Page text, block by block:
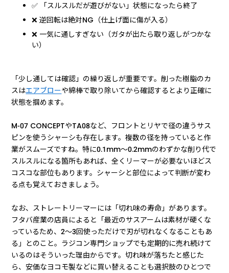
✅ 「スルスルだが遊びがない」状態になったら終了
❌ 逆回転は絶対NG（仕上げ面に傷が入る）
❌ 一気に通しすぎない（ガタが出たら取り返しがつかな
い）
「少し通しては確認」の繰り返しが重要です。削った樹脂のカ
スはエアブローや綿棒で取り除いてから確認するとより正確に
状態を掴めます。
M-07 CONCEPTやTA08など、フロントとリヤで径の違うサス
ピンを使うシャーシも存在します。複数の径を持っていると作
業がスムーズですね。特に0.1mm〜0.2mmのわずかな削り代で
スルスルになる箇所もあれば、全くリーマーが必要ないほどス
コスコな部位もあります。シャーシと部位によって判断が変わ
る点も覚えておきましょう。
なお、ストレートリーマーには「切れ味の寿命」があります。
フタバ産業の店員によると「最近のサスアームは素材が硬くな
っているため、2〜3回使っただけで刃が切れなくなることもあ
る」とのこと。ラジコン専門ショップでも定期的に売れ続けて
いるのはそういった理由からです。切れ味が落ちたと感じた
ら、安価なヨコモ製などに買い替えることも選択肢のひとつで